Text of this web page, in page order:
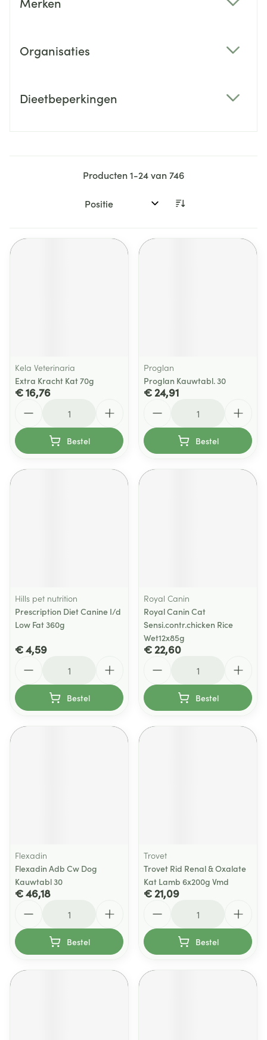
Organisaties
Dieetbeperkingen
Producten1-24van746
Sorteer op:
Kela Veterinaria
Extra Kracht Kat 70g
€ 16,76
Bestel
Proglan
Proglan Kauwtabl. 30
€ 24,91
Bestel
Hills pet nutrition
Prescription Diet Canine I/d
Low Fat 360g
€ 4,59
Bestel
Royal Canin
Royal Canin Cat
Sensi.contr.chicken Rice
Wet12x85g
€ 22,60
Bestel
Flexadin
Flexadin Adb Cw Dog
Kauwtabl 30
€ 46,18
Bestel
Trovet
Trovet Rid Renal & Oxalate
Kat Lamb 6x200g Vmd
€ 21,09
Bestel